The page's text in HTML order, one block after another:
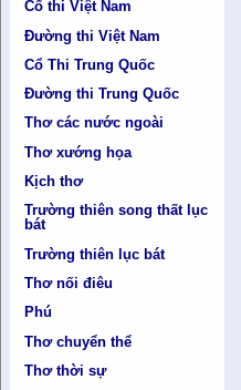
Cổ thi Việt Nam
Đường thi Việt Nam
Cổ Thi Trung Quốc
Đường thi Trung Quốc
Thơ các nước ngoài
Thơ xướng họa
Kịch thơ
Trường thiên song thất lục
bát
Trường thiên lục bát
Thơ nối điêu
Phú
Thơ chuyển thể
Thơ thời sự